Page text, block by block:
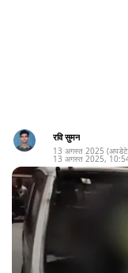
रवि सुमन
13 अगस्त 2025
13 अगस्त 2025,